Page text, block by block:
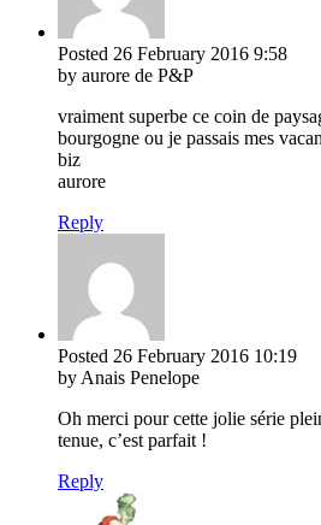
Posted 26 February 2016 9:58
by aurore de P&P
vraiment superbe ce coin de
bourgogne ou je passais mes
biz
aurore
Reply
Posted 26 February 2016 10:19
by Anais Penelope
Oh merci pour cette jolie série
tenue, c’est parfait !
Reply